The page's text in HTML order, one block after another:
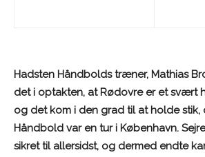
Hadsten Håndbolds træner, Mathias
det i optakten, at Rødovre er et svært
og det kom i den grad til at holde stik,
Håndbold var en tur i København.
sikret til allersidst, og dermed endte